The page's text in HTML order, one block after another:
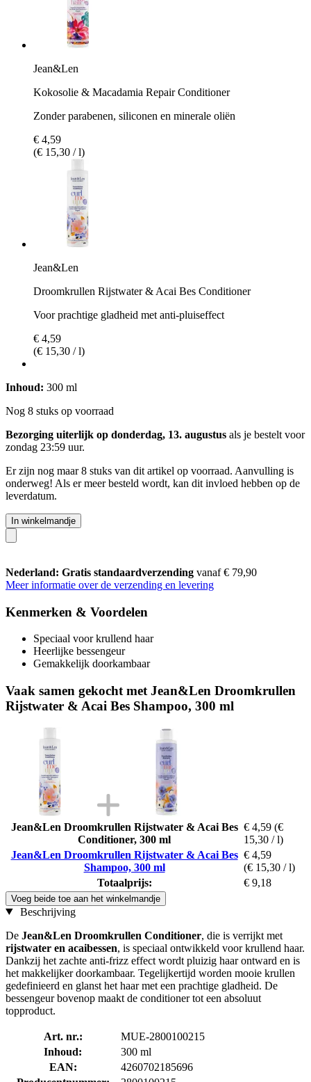
Jean&Len
Kokosolie & Macadamia Repair Conditioner
Zonder parabenen, siliconen en minerale oliën
€ 4,59
(€ 15,30 / l)
Jean&Len
Droomkrullen Rijstwater & Acai Bes Conditioner
Voor prachtige gladheid met anti-pluiseffect
€ 4,59
(€ 15,30 / l)
Inhoud: 300 ml
Nog 8 stuks op voorraad
Bezorging uiterlijk op donderdag, 13. augustus als je bestelt voor
zondag 23:59 uur.
Er zijn nog maar 8 stuks van dit artikel op voorraad. Aanvulling is
onderweg! Als er meer besteld wordt, kan dit invloed hebben op de
leverdatum.
In winkelmandje
Nederland: Gratis standaardverzending vanaf € 79,90
Meer informatie over de verzending en levering
Kenmerken & Voordelen
Speciaal voor krullend haar
Heerlijke bessengeur
Gemakkelijk doorkambaar
Vaak samen gekocht met Jean&Len Droomkrullen
Rijstwater & Acai Bes Shampoo, 300 ml
Jean&Len Droomkrullen Rijstwater & Acai Bes
Conditioner, 300 ml
€ 4,59 (€
15,30 / l)
Jean&Len Droomkrullen Rijstwater & Acai Bes
Shampoo, 300 ml
€ 4,59
(€ 15,30 / l)
Totaalprijs:
€ 9,18
Voeg beide toe aan het winkelmandje
Beschrijving
De Jean&Len Droomkrullen Conditioner, die is verrijkt met
rijstwater en acaibessen, is speciaal ontwikkeld voor krullend haar.
Dankzij het zachte anti-frizz effect wordt pluizig haar ontward en is
het makkelijker doorkambaar. Tegelijkertijd worden mooie krullen
gedefinieerd en glanst het haar met een prachtige gladheid. De
bessengeur bovenop maakt de conditioner tot een absoluut
topproduct.
Art. nr.:
MUE-2800100215
Inhoud:
300 ml
EAN:
4260702185696